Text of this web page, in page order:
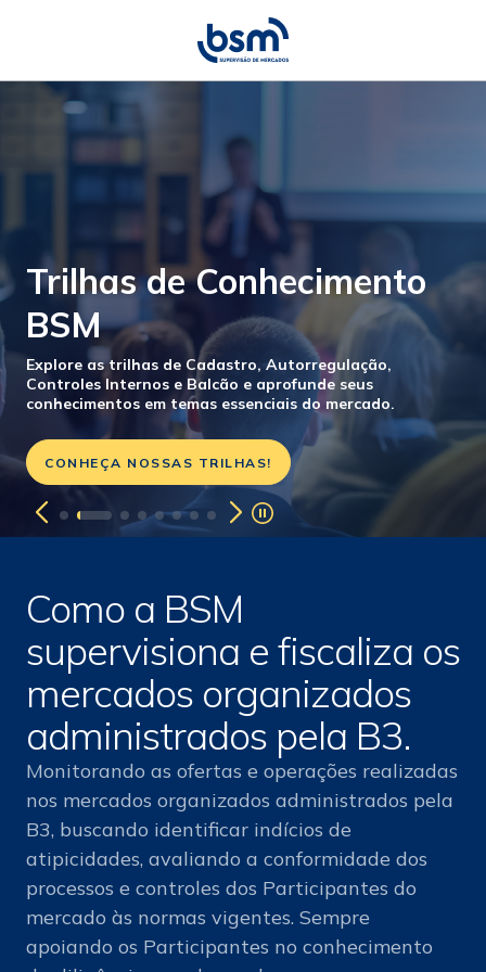
Trilhas de Conhecimento
BSM
Explore as trilhas de Cadastro, Autorregulação,
Controles Internos e Balcão e aprofunde seus
conhecimentos em temas essenciais do mercado.
CONHEÇA NOSSAS TRILHAS!
Como a BSM
supervisiona e fiscaliza os
mercados organizados
administrados pela B3.
Monitorando as ofertas e operações realizadas
nos mercados organizados administrados pela
B3, buscando identificar indícios de
atipicidades, avaliando a conformidade dos
processos e controles dos Participantes do
mercado às normas vigentes. Sempre
apoiando os Participantes no conhecimento